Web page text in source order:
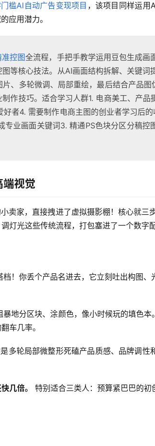
槛AI自动广告变现项目 ，该项目同样运用
应用潜力。
准控图全流程，手把手教学运用豆包生成画
等核心技法。从AI画面结构拆解、关键词
、多轮微调、局部重绘，最后结合产品
作技巧。适合学习人群1. 电商美工、产
者4. 需要制作电商主图的创业者学习后
专业画面关键词3. 精通PS色块分区分稿控
端视觉
卖家，直接拽进了虚拟摄影棚！核心就三
灯光这些传统流程，打包塞进了一个数字配
！你丢个产品名进去，它立刻吐出构图、
地分区块、涂颜色，像小时候玩的填色
车几率。
多轮局部微整形死磕产品质感、品牌调性
几倍。
特别适合三类人：预算紧巴巴的